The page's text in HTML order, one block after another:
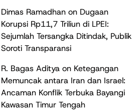
Dimas Ramadhan on Dugaan
Korupsi Rp11,7 Triliun di LPEI:
Sejumlah Tersangka Ditindak, Publik
Soroti Transparansi
R. Bagas Aditya on Ketegangan
Memuncak antara Iran dan Israel:
Ancaman Konflik Terbuka Bayangi
Kawasan Timur Tengah